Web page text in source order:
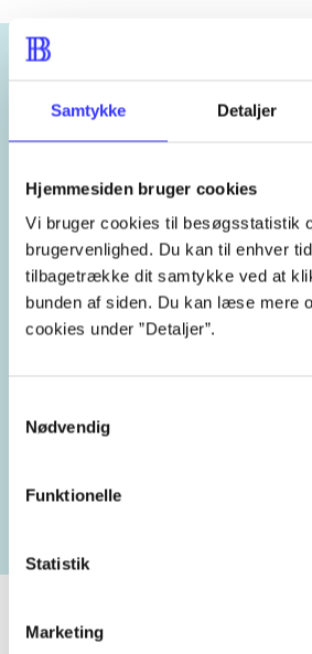
Samtykke Detaljer
Hjemmesiden bruger cookies
Vi bruger cookies til besøgsstatistik
brugervenlighed. Du kan til enhver
tilbagetrække dit samtykke ved at
bunden af siden. Du kan læse mere
cookies under ”Detaljer”.
Nødvendig
Funktionelle
Statistik
Marketing
Emneord
ernæring ernæringsterapi
selvhelbredelse
Lignende emneord